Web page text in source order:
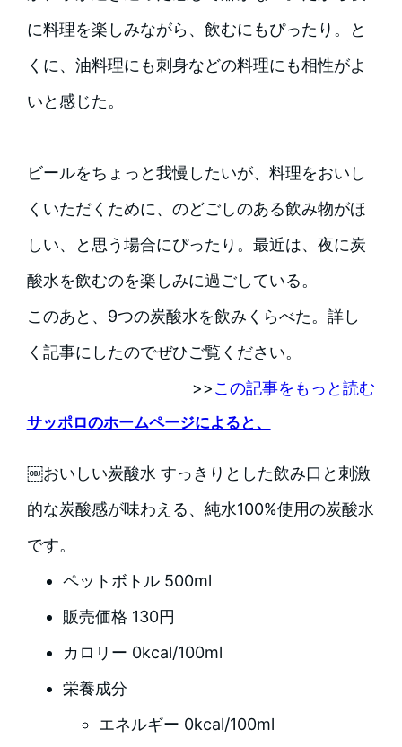
に料理を楽しみながら、飲むにもぴったり。と
くに、油料理にも刺身などの料理にも相性がよ
いと感じた。
ビールをちょっと我慢したいが、料理をおいし
くいただくために、のどごしのある飲み物がほ
しい、と思う場合にぴったり。最近は、夜に炭
酸水を飲むのを楽しみに過ごしている。
このあと、9つの炭酸水を飲みくらべた。詳し
く記事にしたのでぜひご覧ください。
>>この記事をもっと読む
サッポロのホームページによると、
￼おいしい炭酸水 すっきりとした飲み口と刺激
的な炭酸感が味わえる、純水100%使用の炭酸水
です。
ペットボトル 500ml
販売価格 130円
カロリー 0kcal/100ml
栄養成分
エネルギー 0kcal/100ml